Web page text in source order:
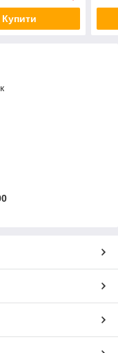
Купити